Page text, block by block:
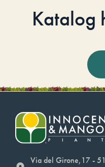
Katalog
Via del Girone,17 -